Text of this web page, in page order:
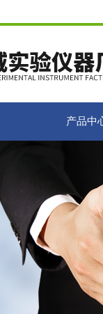
产品中